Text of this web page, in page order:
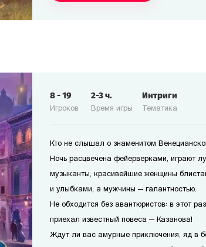
Игроков
8-19
Время игры
2-3ч.
Тематика
Интриги
Кто не слышал о знаменитом
Ночь расцвечена фейерверками, играют
музыканты, красивейшие женщины
и улыбками, а мужчины — галантностью.
Не обходится без авантюристов: в этот
приехал известный повеса — Казанова!
Ждут ли вас амурные приключения, яд в